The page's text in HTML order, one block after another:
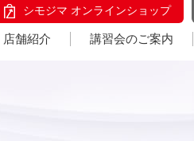
シモジマ オンラインショップ
店舗紹介 講習会のご案内